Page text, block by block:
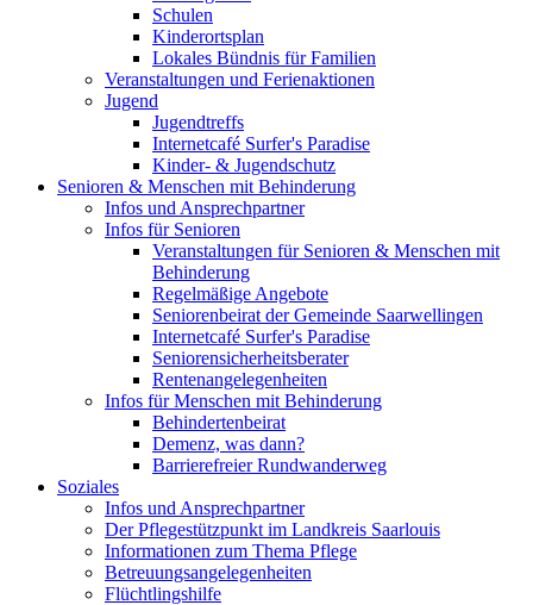
Schulen
Kinderortsplan
Lokales Bündnis für Familien
Veranstaltungen und Ferienaktionen
Jugend
Jugendtreffs
Internetcafé Surfer's Paradise
Kinder- & Jugendschutz
Senioren & Menschen mit Behinderung
Infos und Ansprechpartner
Infos für Senioren
Veranstaltungen für Senioren & Menschen mit
Behinderung
Regelmäßige Angebote
Seniorenbeirat der Gemeinde Saarwellingen
Internetcafé Surfer's Paradise
Seniorensicherheitsberater
Rentenangelegenheiten
Infos für Menschen mit Behinderung
Behindertenbeirat
Demenz, was dann?
Barrierefreier Rundwanderweg
Soziales
Infos und Ansprechpartner
Der Pflegestützpunkt im Landkreis Saarlouis
Informationen zum Thema Pflege
Betreuungsangelegenheiten
Flüchtlingshilfe